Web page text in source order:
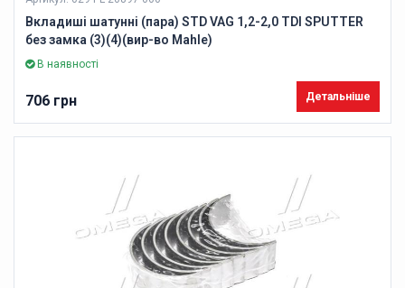
Вкладиші шатунні (пара) STD VAG 1,2-2,0 TDI SPUTTER
без замка (3)(4)(вир-во Mahle)
В наявності
706 грн Детальніше